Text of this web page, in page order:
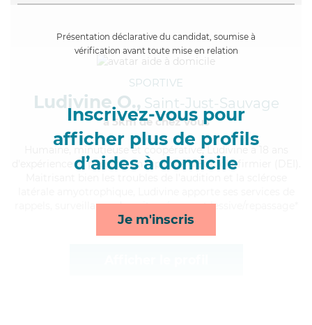
Présentation déclarative du candidat, soumise à
vérification avant toute mise en relation
Inscrivez-vous pour
afficher plus de profils
d’aides à domicile
Je m'inscris
SPORTIVE
Ludivine O., Saint-Just-Sauvage
à 5km de chez Vous
, minutieuse et coopérative, Ludivine a 18 ans
d'expérience et possède un diplôme d'Etat d'infirmier (DEI).
rappels, surveillance de nuit, ménage et lessive/repassage*